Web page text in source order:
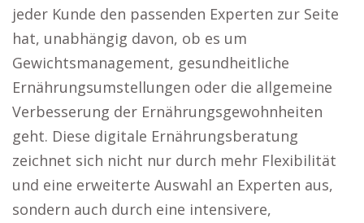
jeder Kunde den passenden Experten zur Seite
hat, unabhängig davon, ob es um
Gewichtsmanagement, gesundheitliche
Ernährungsumstellungen oder die allgemeine
Verbesserung der Ernährungsgewohnheiten
geht. Diese digitale Ernährungsberatung
zeichnet sich nicht nur durch mehr Flexibilität
und eine erweiterte Auswahl an Experten aus,
sondern auch durch eine intensivere,